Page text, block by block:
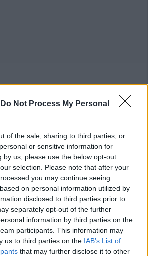
Do Not Process My Personal
of the sale, sharing to third parties, or
or sensitive information for
by us, please use the below opt-out
selection. Please note that after your
you may continue seeing
on personal information utilized by
disclosed to third parties prior to
separately opt-out of the further
information by third parties on the
participants. This information may
us to third parties on the IAB’s List of
that may further disclose it to other
DI NERVIANO